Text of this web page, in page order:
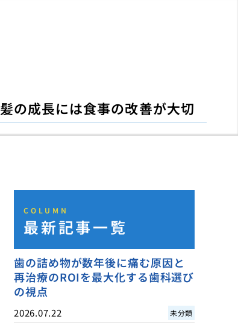
髪の成長には食事の改善が大切
COLUMN
最新記事一覧
歯の詰め物が数年後に痛む原因と
再治療のROIを最大化する歯科選び
の視点
2026.07.22 未分類